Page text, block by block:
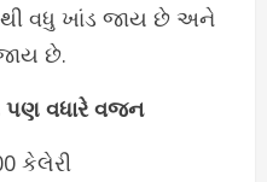
વધુ ખાંડ જાય છે અને
છે.
પણ વધારે વજન
કેલેરી